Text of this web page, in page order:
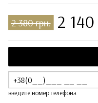
2 380 грн. 2
введите номер телефона